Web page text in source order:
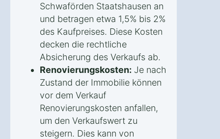
Schwaförden Staatshausen an
und betragen etwa 1,5% bis 2%
des Kaufpreises. Diese Kosten
decken die rechtliche
Absicherung des Verkaufs ab.
Renovierungskosten: Je nach
Zustand der Immobilie können
vor dem Verkauf
Renovierungskosten anfallen,
um den Verkaufswert zu
steigern. Dies kann von